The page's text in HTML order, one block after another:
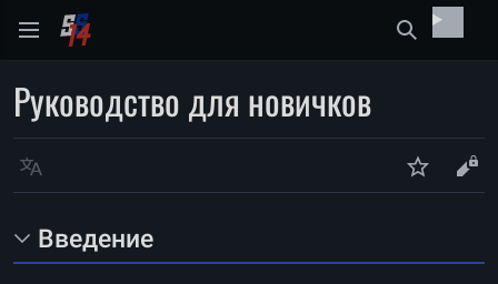
Найти
Руководство для новичков
Язык Следить
Введение